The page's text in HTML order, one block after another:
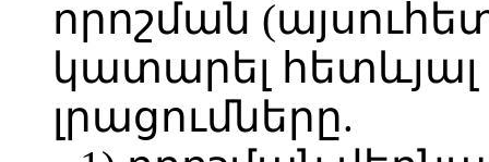
որոշման
կատարել
լրացումները.